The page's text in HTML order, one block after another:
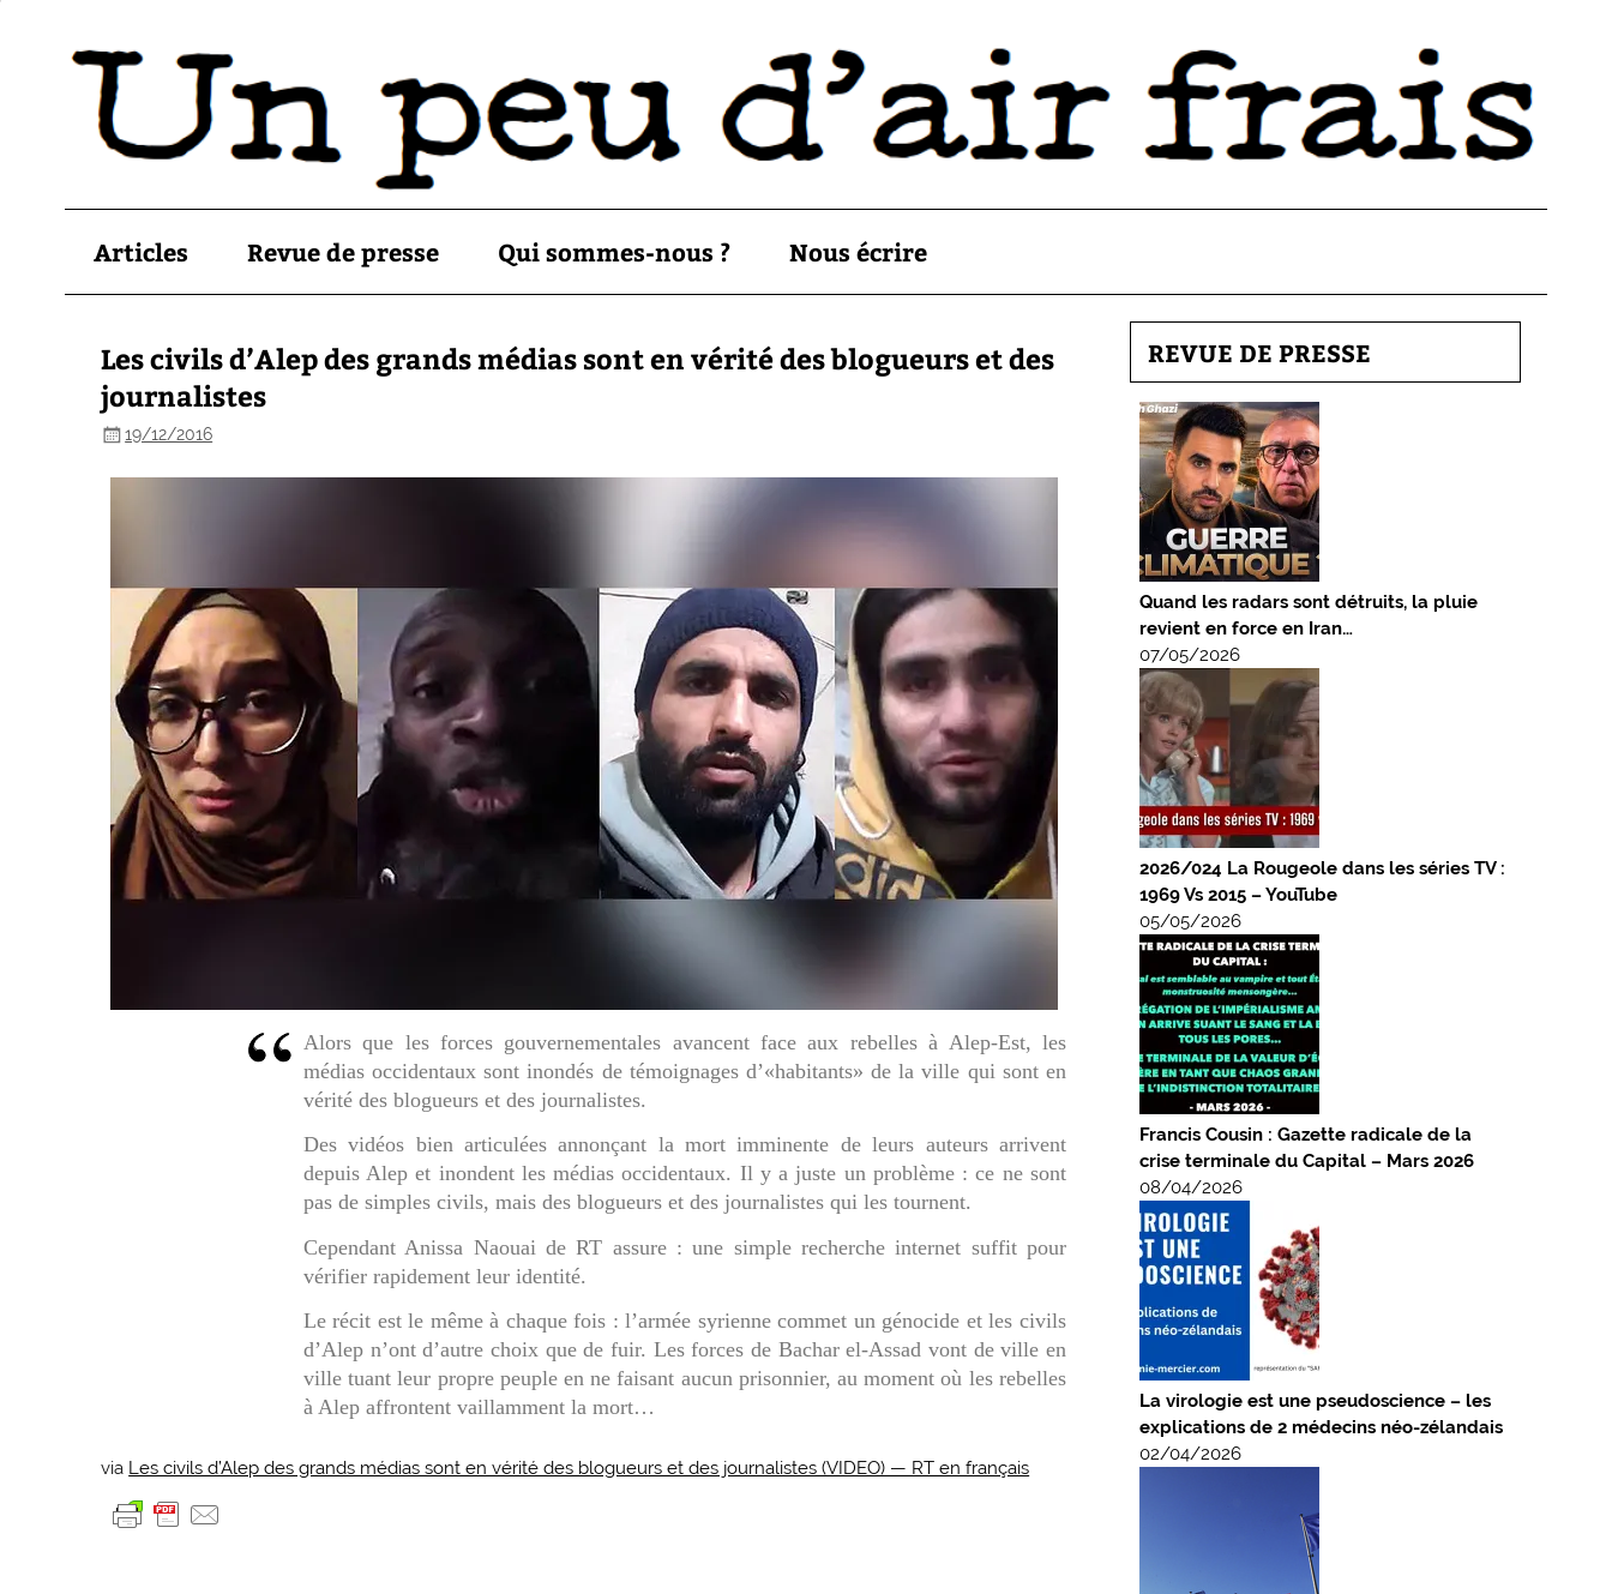
Articles Revue de presse Qui sommes-nous ? Nous écrire
Les civils d’Alep des grands médias sont en vérité des blogueurs et des
journalistes
19/12/2016
Alors que les forces gouvernementales avancent face aux rebelles à Alep-Est, les
médias occidentaux sont inondés de témoignages d’«habitants» de la ville qui sont en
vérité des blogueurs et des journalistes.
Des vidéos bien articulées annonçant la mort imminente de leurs auteurs arrivent
depuis Alep et inondent les médias occidentaux. Il y a juste un problème : ce ne sont
pas de simples civils, mais des blogueurs et des journalistes qui les tournent.
Cependant Anissa Naouai de RT assure : une simple recherche internet suffit pour
vérifier rapidement leur identité.
Le récit est le même à chaque fois : l’armée syrienne commet un génocide et les civils
d’Alep n’ont d’autre choix que de fuir. Les forces de Bachar el-Assad vont de ville en
ville tuant leur propre peuple en ne faisant aucun prisonnier, au moment où les rebelles
à Alep affrontent vaillamment la mort…
via Les civils d’Alep des grands médias sont en vérité des blogueurs et des journalistes (VIDEO) — RT en français
REVUE DE PRESSE
Quand les radars sont détruits, la pluie
revient en force en Iran…
07/05/2026
2026/024 La Rougeole dans les séries TV :
1969 Vs 2015 – YouTube
05/05/2026
Francis Cousin : Gazette radicale de la
crise terminale du Capital – Mars 2026
08/04/2026
La virologie est une pseudoscience – les
explications de 2 médecins néo-zélandais
02/04/2026